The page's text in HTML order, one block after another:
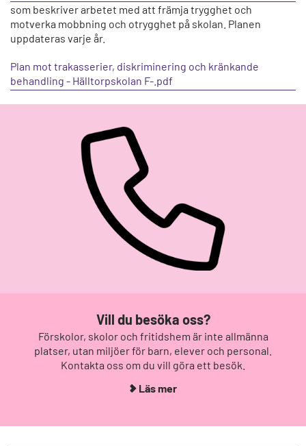
som beskriver arbetet med att främja trygghet och
motverka mobbning och otrygghet på skolan. Planen
uppdateras varje år.
Plan mot trakasserier, diskriminering och kränkande
behandling - Hälltorpskolan F-.pdf
Vill du besöka oss?
Förskolor, skolor och fritidshem är inte allmänna
platser, utan miljöer för barn, elever och personal.
Kontakta oss om du vill göra ett besök.
Läs mer